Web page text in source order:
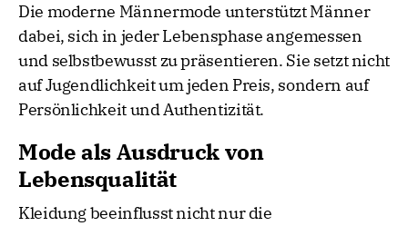
Die moderne Männermode unterstützt Männer
dabei, sich in jeder Lebensphase angemessen
und selbstbewusst zu präsentieren. Sie setzt nicht
auf Jugendlichkeit um jeden Preis, sondern auf
Persönlichkeit und Authentizität.
Mode als Ausdruck von
Lebensqualität
Kleidung beeinflusst nicht nur die